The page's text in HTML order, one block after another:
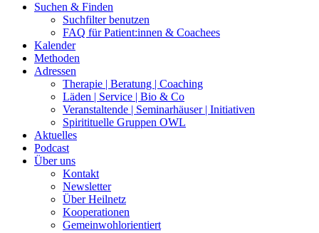
Suchen & Finden
Suchfilter benutzen
FAQ für Patient:innen & Coachees
Kalender
Methoden
Adressen
Therapie | Beratung | Coaching
Läden | Service | Bio & Co
Veranstaltende | Seminarhäuser | Initiativen
Spiritituelle Gruppen OWL
Aktuelles
Podcast
Über uns
Kontakt
Newsletter
Über Heilnetz
Kooperationen
Gemeinwohlorientiert